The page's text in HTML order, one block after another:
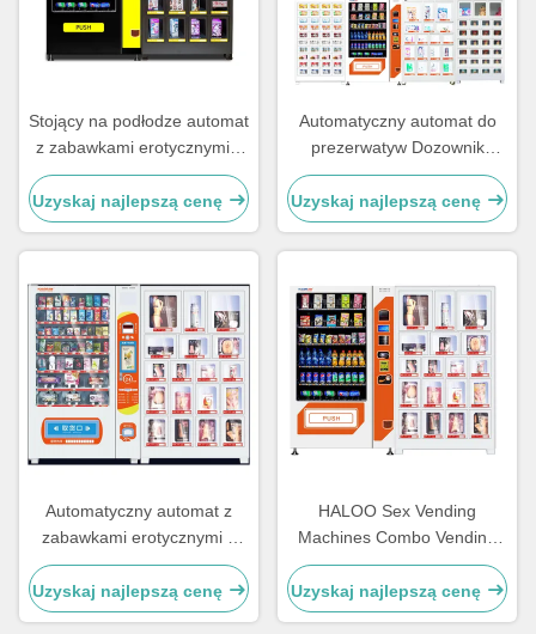
Stojący na podłodze automat
z zabawkami erotycznymi z
18 szafkami na ubrania
Uzyskaj najlepszą cenę
Automatyczny automat do
prezerwatyw Dozownik
prezerwatyw Sex Shop
Automaty do sprzedaży
Uzyskaj najlepszą cenę
Automatyczny automat z
zabawkami erotycznymi z
automatyczną szafką
Uzyskaj najlepszą cenę
HALOO Sex Vending
Machines Combo Vending
Machine dla produktów dla
dorosłych
Uzyskaj najlepszą cenę